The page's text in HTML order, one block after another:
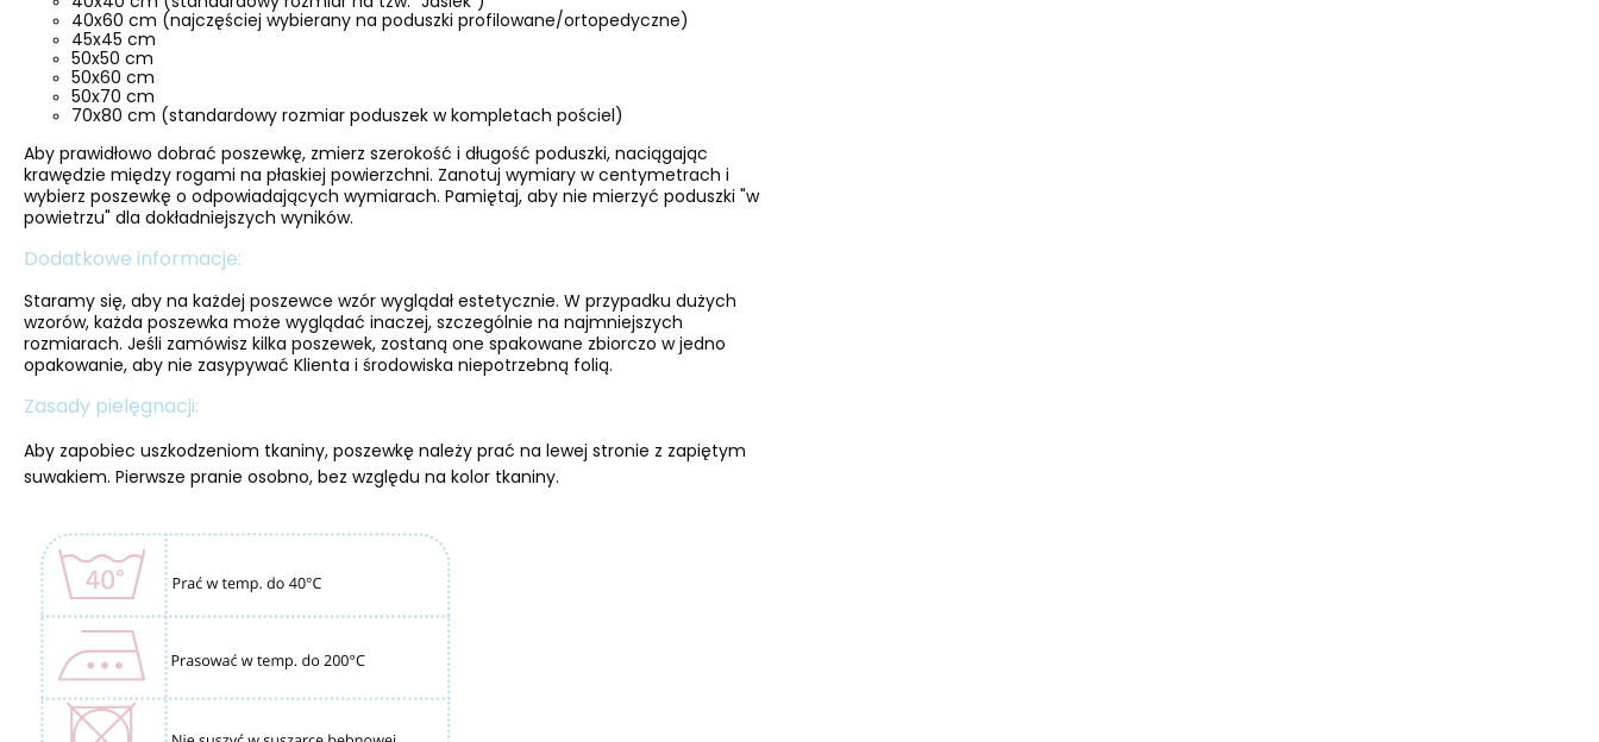
40x60 cm (najczęściej wybierany na poduszki profilowane/ortopedyczne)
45x45 cm
50x50 cm
50x60 cm
50x70 cm
70x80 cm (standardowy rozmiar poduszek w kompletach pościel)
Aby prawidłowo dobrać poszewkę, zmierz szerokość i długość poduszki, naciągając
krawędzie między rogami na płaskiej powierzchni. Zanotuj wymiary w centymetrach i
wybierz poszewkę o odpowiadających wymiarach. Pamiętaj, aby nie mierzyć poduszki "w
powietrzu" dla dokładniejszych wyników.
Dodatkowe informacje:
Staramy się, aby na każdej poszewce wzór wyglądał estetycznie. W przypadku dużych
wzorów, każda poszewka może wyglądać inaczej, szczególnie na najmniejszych
rozmiarach. Jeśli zamówisz kilka poszewek, zostaną one spakowane zbiorczo w jedno
opakowanie, aby nie zasypywać Klienta i środowiska niepotrzebną folią.
Zasady pielęgnacji:
Aby zapobiec uszkodzeniom tkaniny, poszewkę należy prać na lewej stronie z zapiętym
suwakiem. Pierwsze pranie osobno, bez względu na kolor tkaniny.